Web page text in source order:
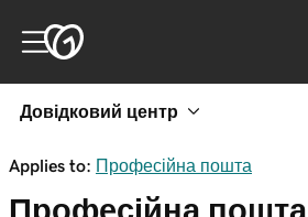
Довідковий центр
Applies to: Професійна пошта
Професійна пошта